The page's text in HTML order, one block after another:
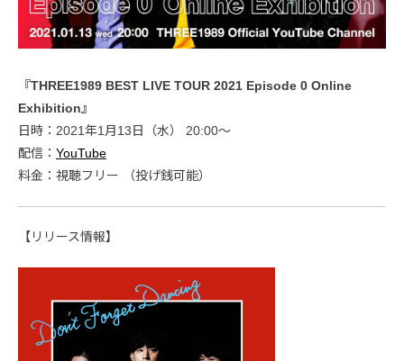
『THREE1989 BEST LIVE TOUR 2021 Episode 0 Online
Exhibition』
日時：2021年1月13日（水） 20:00〜
配信： YouTube
料金：視聴フリー （投げ銭可能）
【リリース情報】